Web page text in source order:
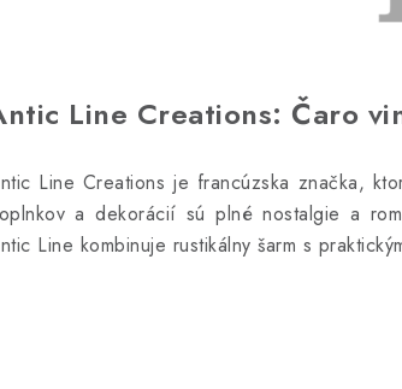
Line Creations: Čaro
Line Creations je francúzska značka,
a dekorácií sú plné nostalgie a
Line kombinuje rustikálny šarm s